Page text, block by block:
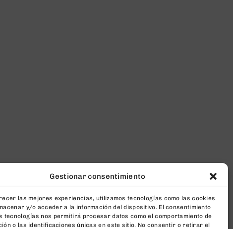
Gestionar consentimiento
las mejores experiencias, utilizamos tecnologías como las cookies
y/o acceder a la información del dispositivo. El consentimiento
tecnologías nos permitirá procesar datos como el comportamiento de
o las identificaciones únicas en este sitio. No consentir o retirar el